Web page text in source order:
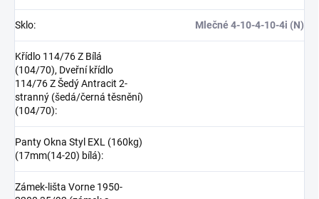
Sklo: Mlečné 4-10-4-10-4i (N)
Křídlo 114/76 Z Bílá
(104/70), Dveřní křídlo
114/76 Z Šedý Antracit 2-
stranný (šedá/černá těsnění)
(104/70):
Panty Okna Styl EXL (160kg)
(17mm(14-20) bílá):
Zámek-lišta Vorne 1950-